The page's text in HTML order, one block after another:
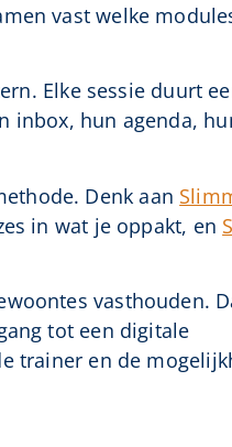
vast welke
Elke sessie duurt
inbox, hun agenda,
Denk aan
in wat je oppakt, en
vasthouden.
tot een digitale
trainer en de